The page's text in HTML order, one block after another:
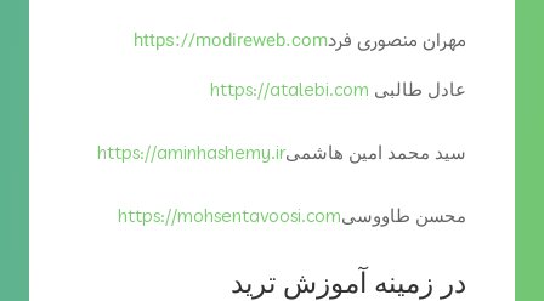
مهران منصوری فردhttps://modireweb.com
عادل طالبی https://atalebi.com
سید محمد امین هاشمیhttps://aminhashemy.ir
محسن طاووسیhttps://mohsentavoosi.com
در زمینه آموزش ترید